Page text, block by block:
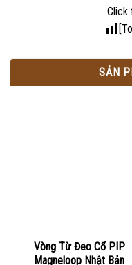
Click
SẢN
Vòng Từ Đeo Cổ PIP
Magneloop Nhật Bản